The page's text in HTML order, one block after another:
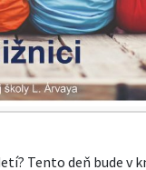
Tento deň bude v